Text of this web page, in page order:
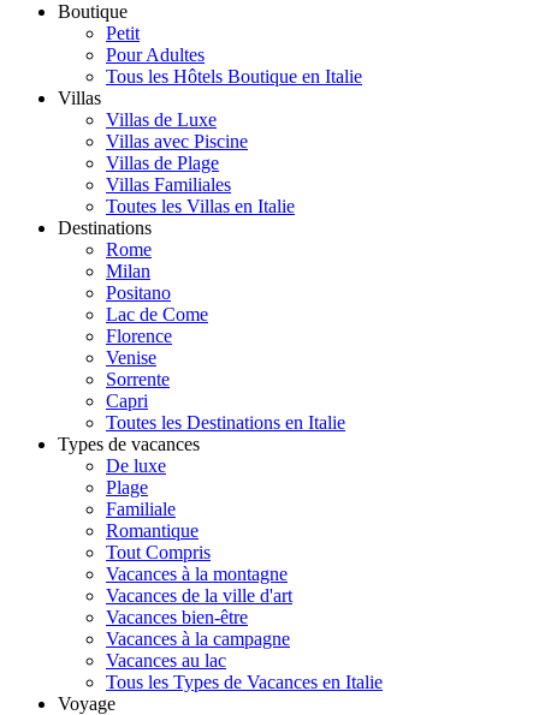
Boutique
Petit
Pour Adultes
Tous les Hôtels Boutique en Italie
Villas
Villas de Luxe
Villas avec Piscine
Villas de Plage
Villas Familiales
Toutes les Villas en Italie
Destinations
Rome
Milan
Positano
Lac de Come
Florence
Venise
Sorrente
Capri
Toutes les Destinations en Italie
Types de vacances
De luxe
Plage
Familiale
Romantique
Tout Compris
Vacances à la montagne
Vacances de la ville d'art
Vacances bien-être
Vacances à la campagne
Vacances au lac
Tous les Types de Vacances en Italie
Voyage